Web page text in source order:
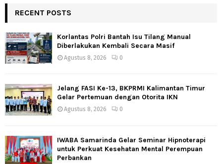
RECENT POSTS
Korlantas Polri Bantah Isu Tilang Manual
Diberlakukan Kembali Secara Masif
Agustus 8, 2026 0
Jelang FASI Ke-13, BKPRMI Kalimantan Timur
Gelar Pertemuan dengan Otorita IKN
Agustus 8, 2026 0
IWABA Samarinda Gelar Seminar Hipnoterapi
untuk Perkuat Kesehatan Mental Perempuan
Perbankan